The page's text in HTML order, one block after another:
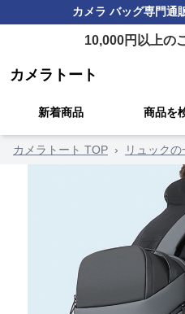
カメラ バッグ専門通
10,000円以上の
カメラトート
新着商品 商品を
カメラトート TOP › リュックの